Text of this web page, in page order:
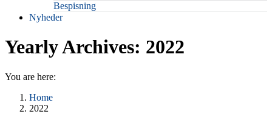
Bespisning
Nyheder
Yearly Archives: 2022
You are here:
Home
2022